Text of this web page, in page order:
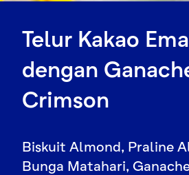
Telur Kakao
dengan
Crimson
Biskuit Almond, Praline
Bunga Matahari,